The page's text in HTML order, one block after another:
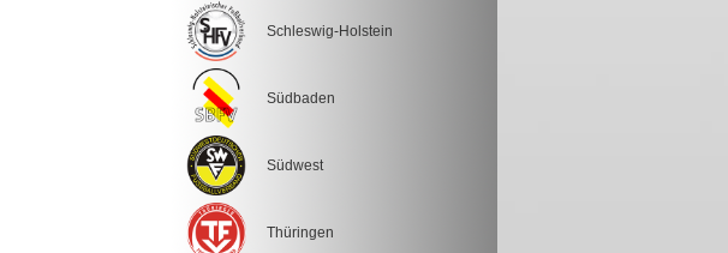
Schleswig-Holstein
Südbaden
Südwest
Thüringen